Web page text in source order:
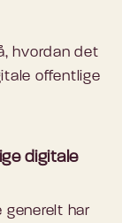
hvordan det
offentlige
digitale
generelt har